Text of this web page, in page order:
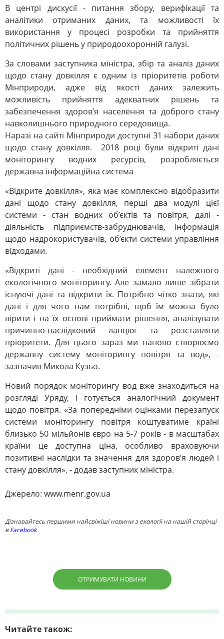
В центрі дискусії - питання збору, верифікації та
аналітики отриманих даних, та можливості їх
використання у процесі розробки та прийняття
політичних рішень у природоохоронній галузі.
За словами заступника міністра, збір та аналіз даних
щодо стану довкілля є одним із пріоритетів роботи
Мінприроди, адже від якості даних залежить
можливість прийняття адекватних рішень та
забезпечення здоров’я населення та доброго стану
навколишнього природного середовища.
Наразі на сайті Мінприроди доступні 31 набори даних
щодо стану довкілля. 2018 році були відкриті дані
моніторингу водних ресурсів, розробляється
державна інформаційна система
«Відкрите довкілля», яка має комплексно відобразити
дані щодо стану довкілля, перші два модулі цієї
системи - стан водних об’єктів та повітря, далі -
діяльність підприємств-забруднювачів, інформація
щодо надрокористувачів, об’єкти системи управління
відходами.
«Відкриті дані - необхідний елемент належного
екологічного моніторингу. Але замало лише зібрати
існуючі дані та відкрити їх. Потрібно чітко знати, які
дані і для чого нам потрібні, щоб їм можна було
вірити і на їх основі приймати рішення, аналізувати
причинно-наслідковий ланцюг та розставляти
пріоритети. Для цього зараз ми наново створюємо
державну систему моніторингу повітря та вод», -
зазначив Микола Кузьо.
Новий порядок моніторингу вод вже знаходиться на
розгляді Уряду, і готується аналогічний документ
щодо повітря. «За попередніми оцінками перезапуск
системи моніторингу повітря коштуватиме країні
близько 50 мільйонів євро на 5-7 років - в масштабах
країни це доступна ціна, особливо враховуючи
позитивні наслідки та значення для здоров’я людей і
стану довкілля», - додав заступник міністра.
Джерело: www.menr.gov.ua
Дізнавайтесь першими найсвіжіші новини з екології на нашій сторінці
вFacebook
ОТРИМУВАТИ НОВИНИ
Читайте також: